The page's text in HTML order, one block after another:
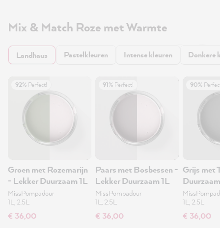
Mix & Match Roze met Warmte
Landhaus Pastelkleuren Intense kleuren Donkere
92% Perfect!
Groen met Rozemarijn
- Lekker Duurzaam 1L
MissPompadour
1L, 2.5L
€ 36,00
91% Perfect!
Paars met Bosbessen -
Lekker Duurzaam 1L
MissPompadour
1L, 2.5L
€ 36,00
90%
Grijs met
1L, 2.5L
€ 36,00